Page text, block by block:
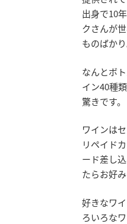
出身で10
クさんが
ものばかり
なんとボ
イン40種
驚きです。
ワインは
リペイド
ード差し
たらお好
好きなワ
ろいろな